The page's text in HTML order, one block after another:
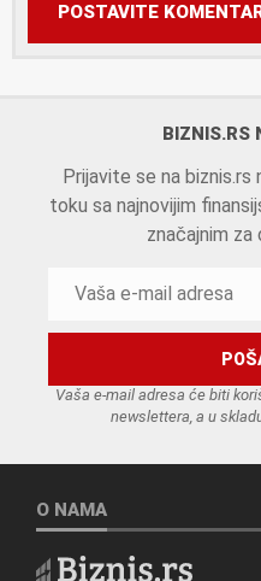
POSTAVITE
BIZNIS.RS
Prijavite se na
toku sa najnovijim
značajnim za
Vaša e-mail adresa će biti
newslettera, a u
O NAMA